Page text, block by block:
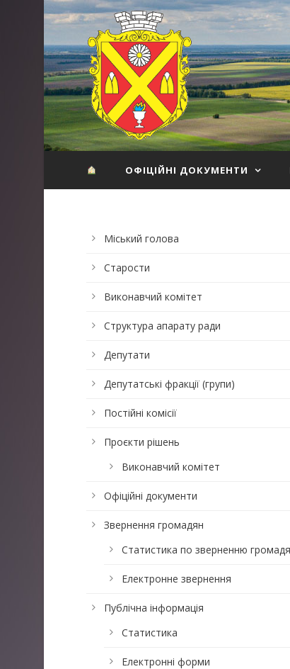
ОФІЦІЙНІ ДОКУМЕНТИ
Міський голова
Старости
Виконавчий комітет
Структура апарату ради
Депутати
Депутатські фракції (групи)
Постійні комісії
Проєкти рішень
Виконавчий комітет
Офіційні документи
Звернення громадян
Статистика по зверненню
Електронне звернення
Публічна інформація
Статистика
Електронні форми